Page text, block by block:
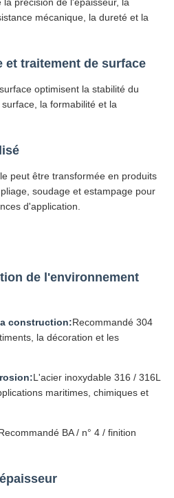
mécanique, la dureté et la
et traitement de surface
optimisent la stabilité du
la formabilité et la
peut être transformée en produits
soudage et estampage pour
d'application.
de l'environnement
construction:Recommandé 304
la décoration et les
L'acier inoxydable 316 / 316L
maritimes, chimiques et
BA / n° 4 / finition